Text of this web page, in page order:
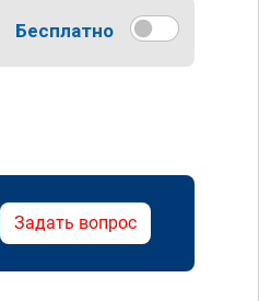
Бесплатно
Задать вопрос